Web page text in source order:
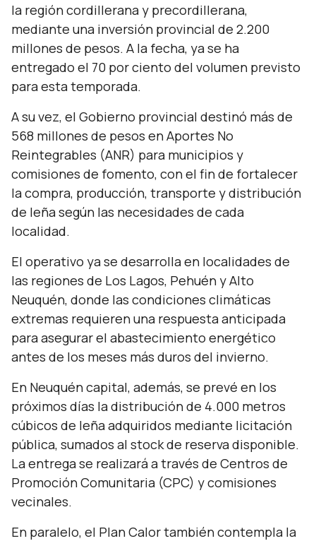
la región cordillerana y precordillerana,
mediante una inversión provincial de 2.200
millones de pesos. A la fecha, ya se ha
entregado el 70 por ciento del volumen previsto
para esta temporada.
A su vez, el Gobierno provincial destinó más de
568 millones de pesos en Aportes No
Reintegrables (ANR) para municipios y
comisiones de fomento, con el fin de fortalecer
la compra, producción, transporte y distribución
de leña según las necesidades de cada
localidad.
El operativo ya se desarrolla en localidades de
las regiones de Los Lagos, Pehuén y Alto
Neuquén, donde las condiciones climáticas
extremas requieren una respuesta anticipada
para asegurar el abastecimiento energético
antes de los meses más duros del invierno.
En Neuquén capital, además, se prevé en los
próximos días la distribución de 4.000 metros
cúbicos de leña adquiridos mediante licitación
pública, sumados al stock de reserva disponible.
La entrega se realizará a través de Centros de
Promoción Comunitaria (CPC) y comisiones
vecinales.
En paralelo, el Plan Calor también contempla la